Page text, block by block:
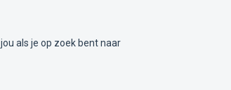
als je op zoek bent naar